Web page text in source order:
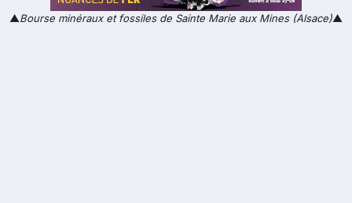
▲Bourse minéraux et fossiles de Sainte Marie aux Mines (Alsace)▲